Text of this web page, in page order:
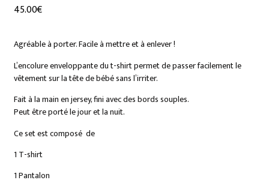
45.00€
Agréable à porter. Facile à mettre et à enlever !
L’encolure enveloppante du t-shirt permet de passer facilement le
vêtement sur la tête de bébé sans l’irriter.
Fait à la main en jersey, fini avec des bords souples.
Peut être porté le jour et la nuit.
Ce set est composé de
1 T-shirt
1 Pantalon